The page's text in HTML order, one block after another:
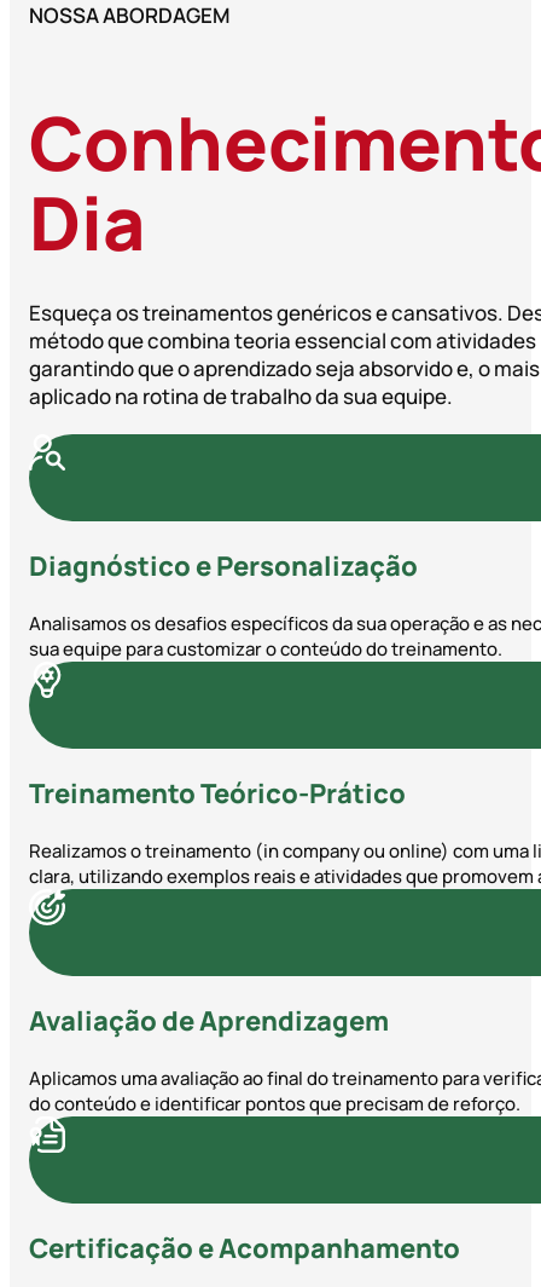
NOSSA ABORDAGEM
Dia
Esqueça os treinamentos genéricos e cansativos.
método que combina teoria essencial com
garantindo que o aprendizado seja absorvido e, o
aplicado na rotina de trabalho da sua equipe.
Diagnóstico e Personalização
Analisamos os desafios específicos da sua operação e as
sua equipe para customizar o conteúdo do treinamento.
Treinamento Teórico-Prático
Realizamos o treinamento (in company ou online) com uma
clara, utilizando exemplos reais e atividades que promovem
Avaliação de Aprendizagem
Aplicamos uma avaliação ao final do treinamento para
do conteúdo e identificar pontos que precisam de reforço.
Certificação e Acompanhamento